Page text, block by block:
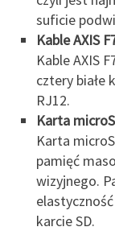
suficie
Kable AXIS
Kable AXIS
cztery białe
RJ12.
Karta
Karta
pamięć
wizyjnego.
karcie SD.